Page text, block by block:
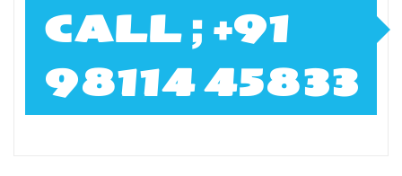
CALL ; +91
98114 45833